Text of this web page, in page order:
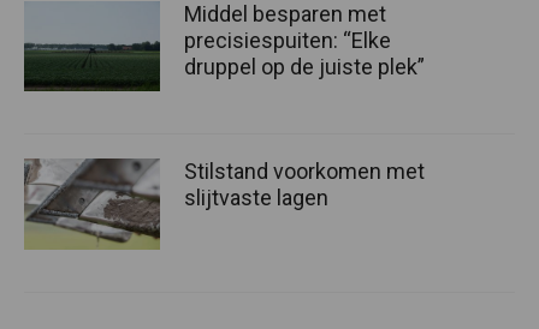
Middel besparen met
precisiespuiten: “Elke
druppel op de juiste plek”
Stilstand voorkomen met
slijtvaste lagen